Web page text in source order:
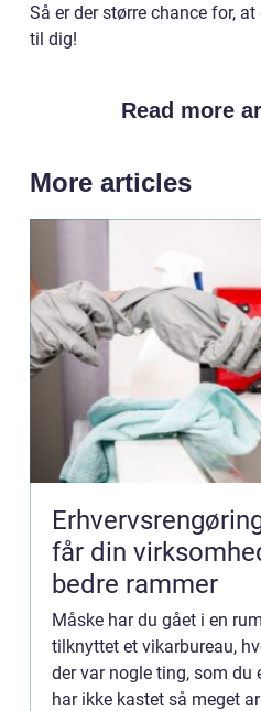
Så er der større chance for,
til dig!
Read more
More articles
Erhvervsrengøring
får din
bedre rammer
Måske har du gået i en
tilknyttet et vikarbureau,
der var nogle ting, som du
har ikke kastet så meget